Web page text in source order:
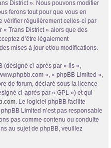
District ». Nous pouvons modifier
ferons tout pour que vous en
vérifier régulièrement celles-ci par
« Trans District » alors que des
d’être légalement
mises à jour et/ou modifications.
(désigné ci-après par « ils »,
», « phpBB Limited »,
de forum, déclaré sous la licence
ci-après par « GPL ») et qui
. Le logiciel phpBB facilite
Limited n’est pas responsable
pas comme contenu ou conduite
au sujet de phpBB, veuillez